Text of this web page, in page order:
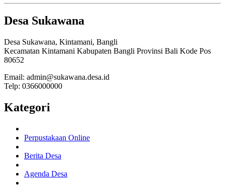
Desa Sukawana
Desa Sukawana, Kintamani, Bangli
Kecamatan Kintamani Kabupaten Bangli Provinsi Bali Kode Pos
80652
Email: admin@sukawana.desa.id
Telp: 0366000000
Kategori
Perpustakaan Online
Berita Desa
Agenda Desa